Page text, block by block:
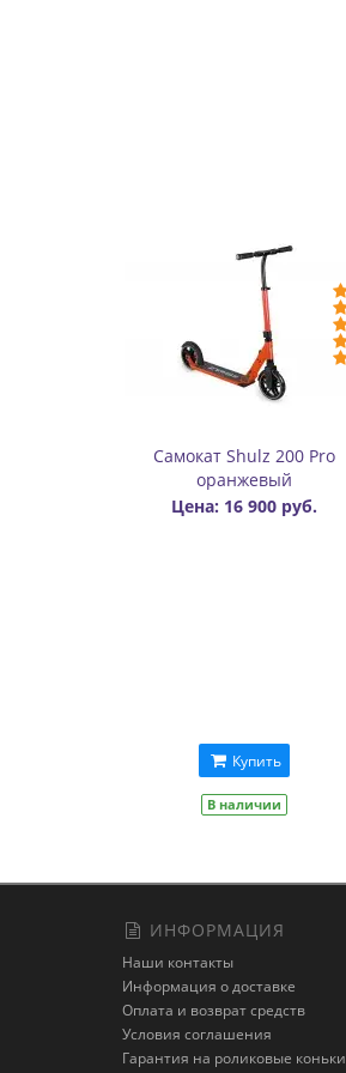
Самокат Shulz 200 Pro
оранжевый
Цена: 16 900 руб.
Купить
В наличии
ИНФОРМАЦИЯ
Наши контакты
Информация о доставке
Оплата и возврат средств
Условия соглашения
Гарантия на роликовые коньки